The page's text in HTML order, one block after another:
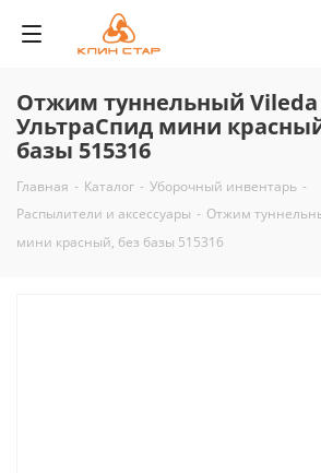
Отжим туннельный Vileda
УльтраСпид мини
базы 515316
Главная - Каталог - Уборочный инвентарь -
Распылители и аксессуары - Отжим
мини красный, без базы 515316